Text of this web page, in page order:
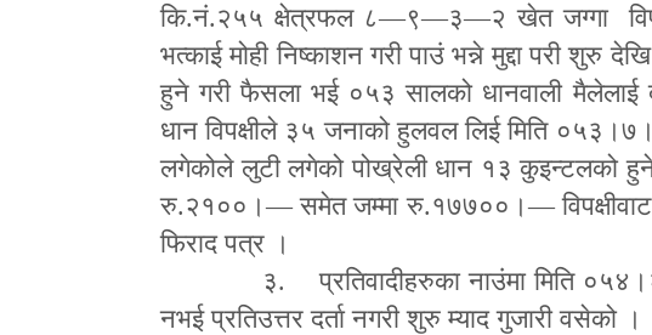
कि.नं.२५५ क्षेत्रफल ८—९—३—२ खेत जग्गा
भत्काई मोही निष्काशन गरी पाउं भन्ने मुद्दा परी शुरु
हुने गरी फैसला भई ०५३ सालको धानवाली मैलेलाई
धान विपक्षीले ३५ जनाको हुलवल लिई मिति
लगेकोले लुटी लगेको पोख्रेली धान १३ कुइन्टलको
रु.२१००।—समेत जम्मा रु.१७७००।—
फिराद पत्र ।
३. प्रतिवादीहरुका नाउंमा मिति
नभई प्रतिउत्तर दर्ता नगरी शुरु म्याद गुजारी वसेको ।